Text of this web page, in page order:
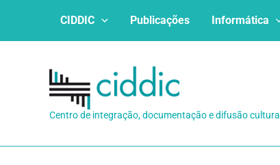
CIDDIC Publicações Informática
Centro de integração, documentação e difusão cultural